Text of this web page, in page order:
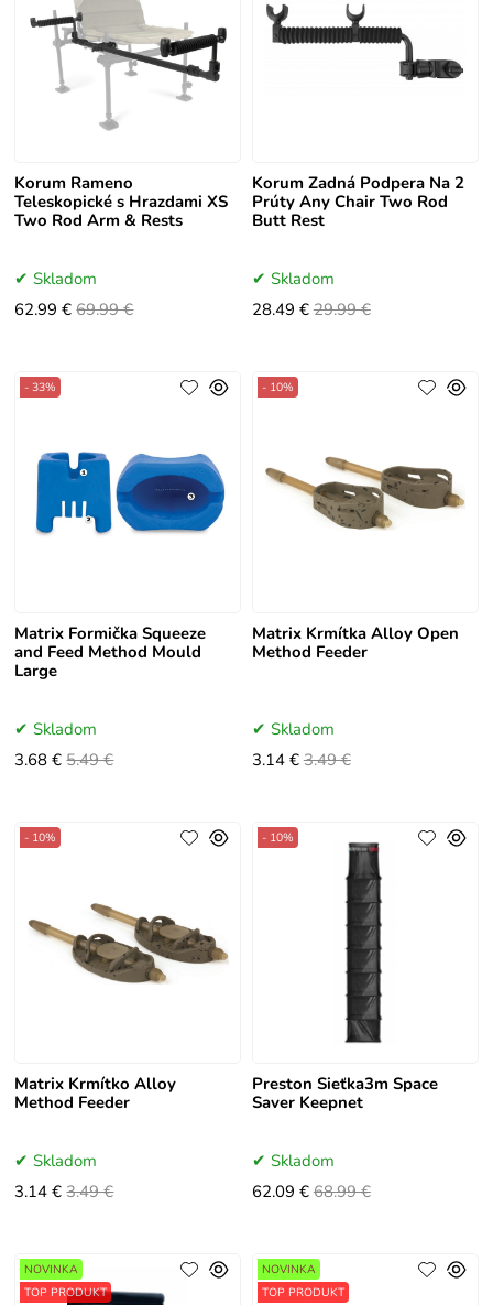
Korum Rameno
Teleskopické s Hrazdami XS
Two Rod Arm & Rests
Skladom
62.99 € 69.99 €
Korum Zadná Podpera Na 2
Prúty Any Chair Two Rod
Butt Rest
Skladom
28.49 € 29.99 €
Matrix Formička Squeeze
and Feed Method Mould
Large
- 33%
Skladom
3.68 € 5.49 €
Matrix Krmítka Alloy Open
Method Feeder
- 10%
Skladom
3.14 € 3.49 €
Matrix Krmítko Alloy
Method Feeder
- 10%
Skladom
3.14 € 3.49 €
Preston Sieťka3m Space
Saver Keepnet
- 10%
Skladom
62.09 € 68.99 €
NOVINKA
TOP PRODUKT
NOVINKA
TOP PRODUKT